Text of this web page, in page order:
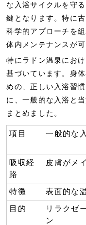
な入浴サイクルを守
鍵となります。特に
科学的アプローチを
体内メンテナンスが可
特にラドン温泉にお
基づいています。身
めの、正しい入浴習
に、一般的な入浴と
まとめました。
項目 一般的な
吸収経
路
皮膚がメ
特徴 表面的な
目的
リラクゼ
ン